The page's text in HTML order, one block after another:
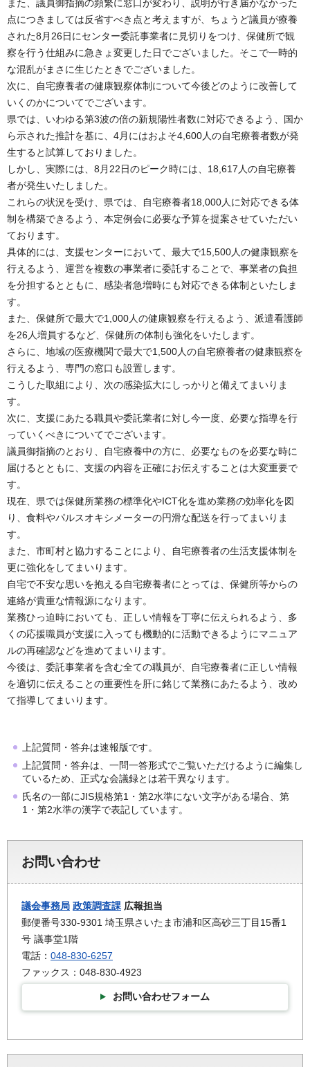
また、議員御指摘の頻繁に窓口が変わり、説明が行き届かなかった
点につきましては反省すべき点と考えますが、ちょうど議員が療養
された8月26日にセンター委託事業者に見切りをつけ、保健所で観
察を行う仕組みに急きょ変更した日でございました。そこで一時的
な混乱がまさに生じたときでございました。
次に、自宅療養者の健康観察体制について今後どのように改善して
いくのかについてでございます。
県では、いわゆる第3波の倍の新規陽性者数に対応できるよう、国か
ら示された推計を基に、4月にはおよそ4,600人の自宅療養者数が発
生すると試算しておりました。
しかし、実際には、8月22日のピーク時には、18,617人の自宅療養
者が発生いたしました。
これらの状況を受け、県では、自宅療養者18,000人に対応できる体
制を構築できるよう、本定例会に必要な予算を提案させていただい
ております。
具体的には、支援センターにおいて、最大で15,500人の健康観察を
行えるよう、運営を複数の事業者に委託することで、事業者の負担
を分担するとともに、感染者急増時にも対応できる体制といたしま
す。
また、保健所で最大で1,000人の健康観察を行えるよう、派遣看護師
を26人増員するなど、保健所の体制も強化をいたします。
さらに、地域の医療機関で最大で1,500人の自宅療養者の健康観察を
行えるよう、専門の窓口も設置します。
こうした取組により、次の感染拡大にしっかりと備えてまいりま
す。
次に、支援にあたる職員や委託業者に対し今一度、必要な指導を行
っていくべきについてでございます。
議員御指摘のとおり、自宅療養中の方に、必要なものを必要な時に
届けるとともに、支援の内容を正確にお伝えすることは大変重要で
す。
現在、県では保健所業務の標準化やICT化を進め業務の効率化を図
り、食料やパルスオキシメーターの円滑な配送を行ってまいりま
す。
また、市町村と協力することにより、自宅療養者の生活支援体制を
更に強化をしてまいります。
自宅で不安な思いを抱える自宅療養者にとっては、保健所等からの
連絡が貴重な情報源になります。
業務ひっ迫時においても、正しい情報を丁寧に伝えられるよう、多
くの応援職員が支援に入っても機動的に活動できるようにマニュア
ルの再確認などを進めてまいります。
今後は、委託事業者を含む全ての職員が、自宅療養者に正しい情報
を適切に伝えることの重要性を肝に銘じて業務にあたるよう、改め
て指導してまいります。
上記質問・答弁は速報版です。
上記質問・答弁は、一問一答形式でご覧いただけるように編集し
ているため、正式な会議録とは若干異なります。
氏名の一部にJIS規格第1・第2水準にない文字がある場合、第
1・第2水準の漢字で表記しています。
お問い合わせ
議会事務局 政策調査課 広報担当
郵便番号330-9301 埼玉県さいたま市浦和区高砂三丁目15番1
号 議事堂1階
電話： 048-830-6257
ファックス：048-830-4923
お問い合わせフォーム